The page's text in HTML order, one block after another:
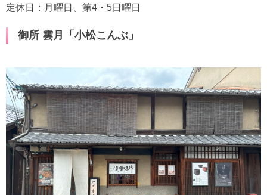
定休日：月曜日、第4・5日曜日
御所 雲月「小松こんぶ」